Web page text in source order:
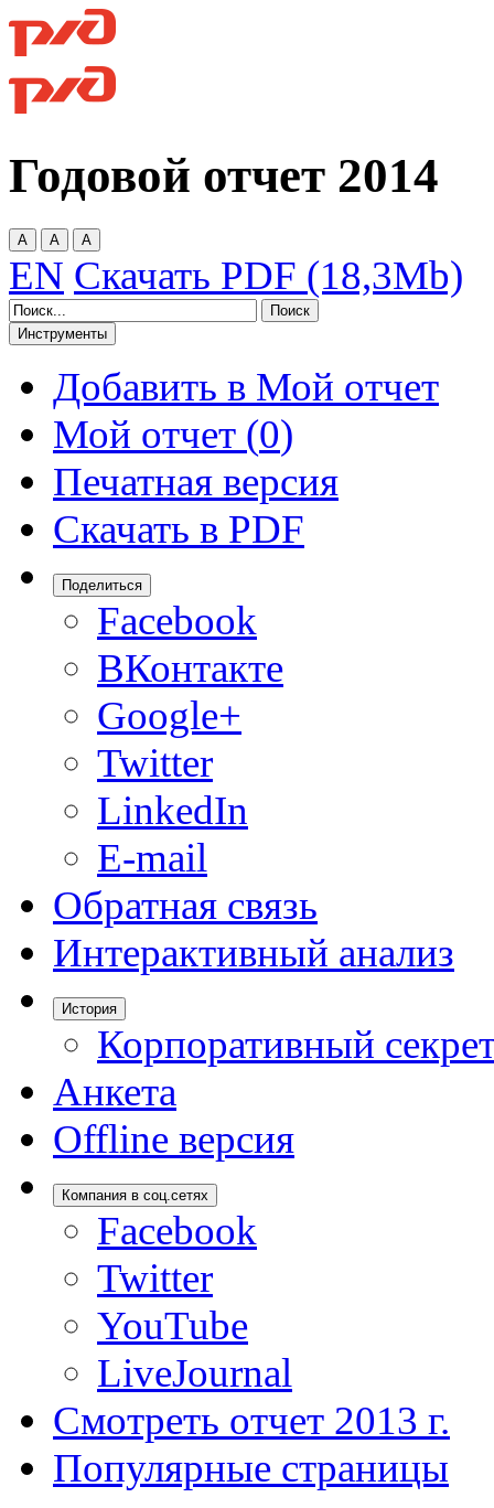
Годовой отчет 2014
A A A
EN Скачать PDF (18,3Mb)
Инструменты
Добавить в Мой отчет
Мой отчет (0)
Печатная версия
Скачать в PDF
Поделиться
Facebook
ВКонтакте
Google+
Twitter
LinkedIn
E-mail
Обратная связь
Интерактивный анализ
История
Корпоративный
Анкета
Offline версия
Компания в соц.сетях
Facebook
Twitter
YouTube
LiveJournal
Смотреть отчет 2013 г.
Популярные страницы